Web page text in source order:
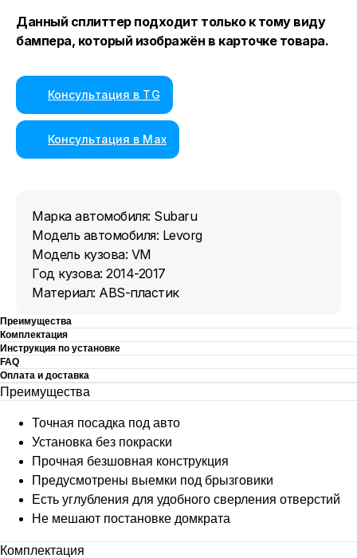
Данный сплиттер подходит только к тому виду
бампера, который изображён в карточке товара.
Консультация в TG
Консультация в Max
Марка автомобиля: Subaru
Модель автомобиля: Levorg
Модель кузова: VM
Год кузова: 2014-2017
Материал: ABS-пластик
Преимущества
Комплектация
Инструкция по установке
FAQ
Оплата и доставка
Преимущества
Точная посадка под авто
Установка без покраски
Прочная безшовная конструкция
Предусмотрены выемки под брызговики
Есть углубления для удобного сверления отверстий
Не мешают постановке домкрата
Комплектация